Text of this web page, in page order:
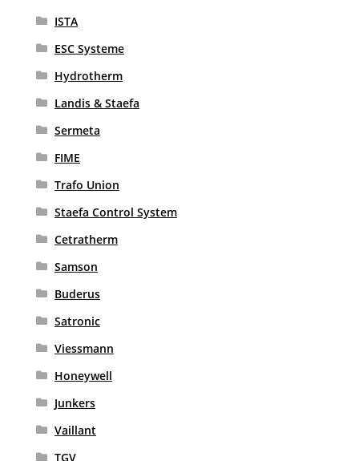
ISTA
ESC Systeme
Hydrotherm
Landis & Staefa
Sermeta
FIME
Trafo Union
Staefa Control System
Cetratherm
Samson
Buderus
Satronic
Viessmann
Honeywell
Junkers
Vaillant
TGV